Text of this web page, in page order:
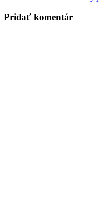
navigation
Pridať komentár